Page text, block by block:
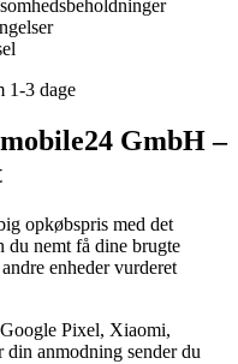
1-3 dage
GmbH –
opkøbspris med det
du nemt få dine brugte
enheder vurderet
Pixel, Xiaomi,
anmodning sender du